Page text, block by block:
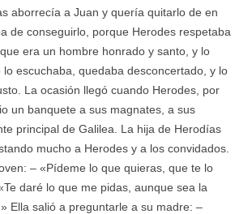
aborrecía a Juan y quería quitarlo de en
de conseguirlo, porque Herodes respetaba
era un hombre honrado y santo, y lo
escuchaba, quedaba desconcertado, y lo
La ocasión llegó cuando Herodes, por
un banquete a sus magnates, a sus
principal de Galilea. La hija de Herodías
mucho a Herodes y a los convidados.
– «Pídeme lo que quieras, que te lo
daré lo que me pidas, aunque sea la
Ella salió a preguntarle a su madre: –